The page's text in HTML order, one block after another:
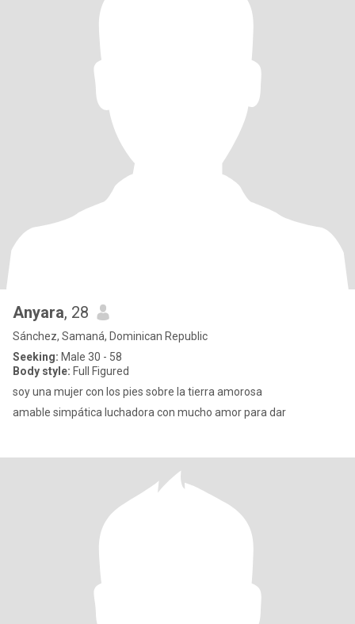
Anyara, 28
Sánchez, Samaná, Dominican Republic
Seeking: Male 30 - 58
Body style: Full Figured
soy una mujer con los pies sobre la tierra amorosa
amable simpática luchadora con mucho amor para dar